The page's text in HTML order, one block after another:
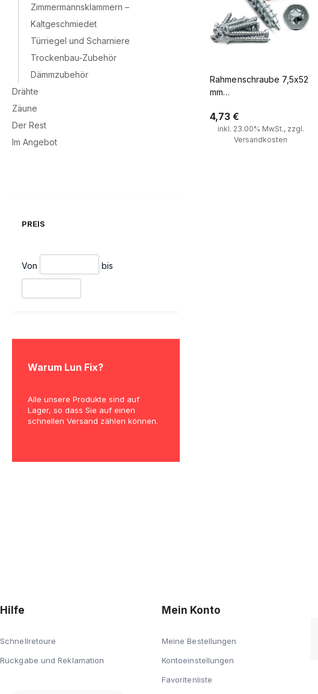
Zimmermannsklammern –
Kaltgeschmiedet
Türriegel und Scharniere
Trockenbau-Zubehör
Dämmzubehör
Drähte
Zäune
Der Rest
Im Angebot
PREIS
Von bis
Warum Lun Fix?
Alle unsere Produkte sind auf
Lager, so dass Sie auf einen
schnellen Versand zählen können.
Rahmenschraube 7,5x52
mm
Senkkopf 100 Stück
4,73 €
inkl. 23.00% MwSt., zzgl.
Versandkosten
Hilfe
Schnellretoure
Rückgabe und Reklamation
Mein Konto
Meine Bestellungen
Kontoeinstellungen
Favoritenliste